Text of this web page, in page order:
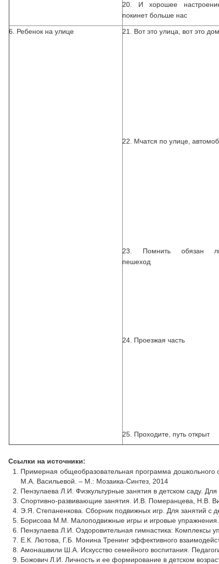
20. И хорошее
покинет больше нас
6. Ребенок на улице 21. Вот это улица, вот это
22. Мчатся по улице,
23. Помнить обязан
пешеход
24. Проезжая часть
25. Проходите, путь открыт
Ссылки на источники:
Примерная общеобразовательная программа
М.А. Васильевой. ‒ М.: Мозаика-Синтез, 2014
Пензулаева Л.И. Физкультурные занятия в детском саду.
Спортивно-развивающие занятия. И.В. Померанцева, Н.В.
Э.Я. Степаненкова. Сборник подвижных игр. Для занятий с
Борисова М.М. Малоподвижные игры и игровые упражнения.
Пензулаева Л.И. Оздоровительная гимнастика: Комплексы
Е.К. Лютова, Г.Б. Монина Тренинг эффективного
Амонашвили Ш.А. Искусство семейного воспитания.
Божович Л.И. Личность и ее формирование в детском